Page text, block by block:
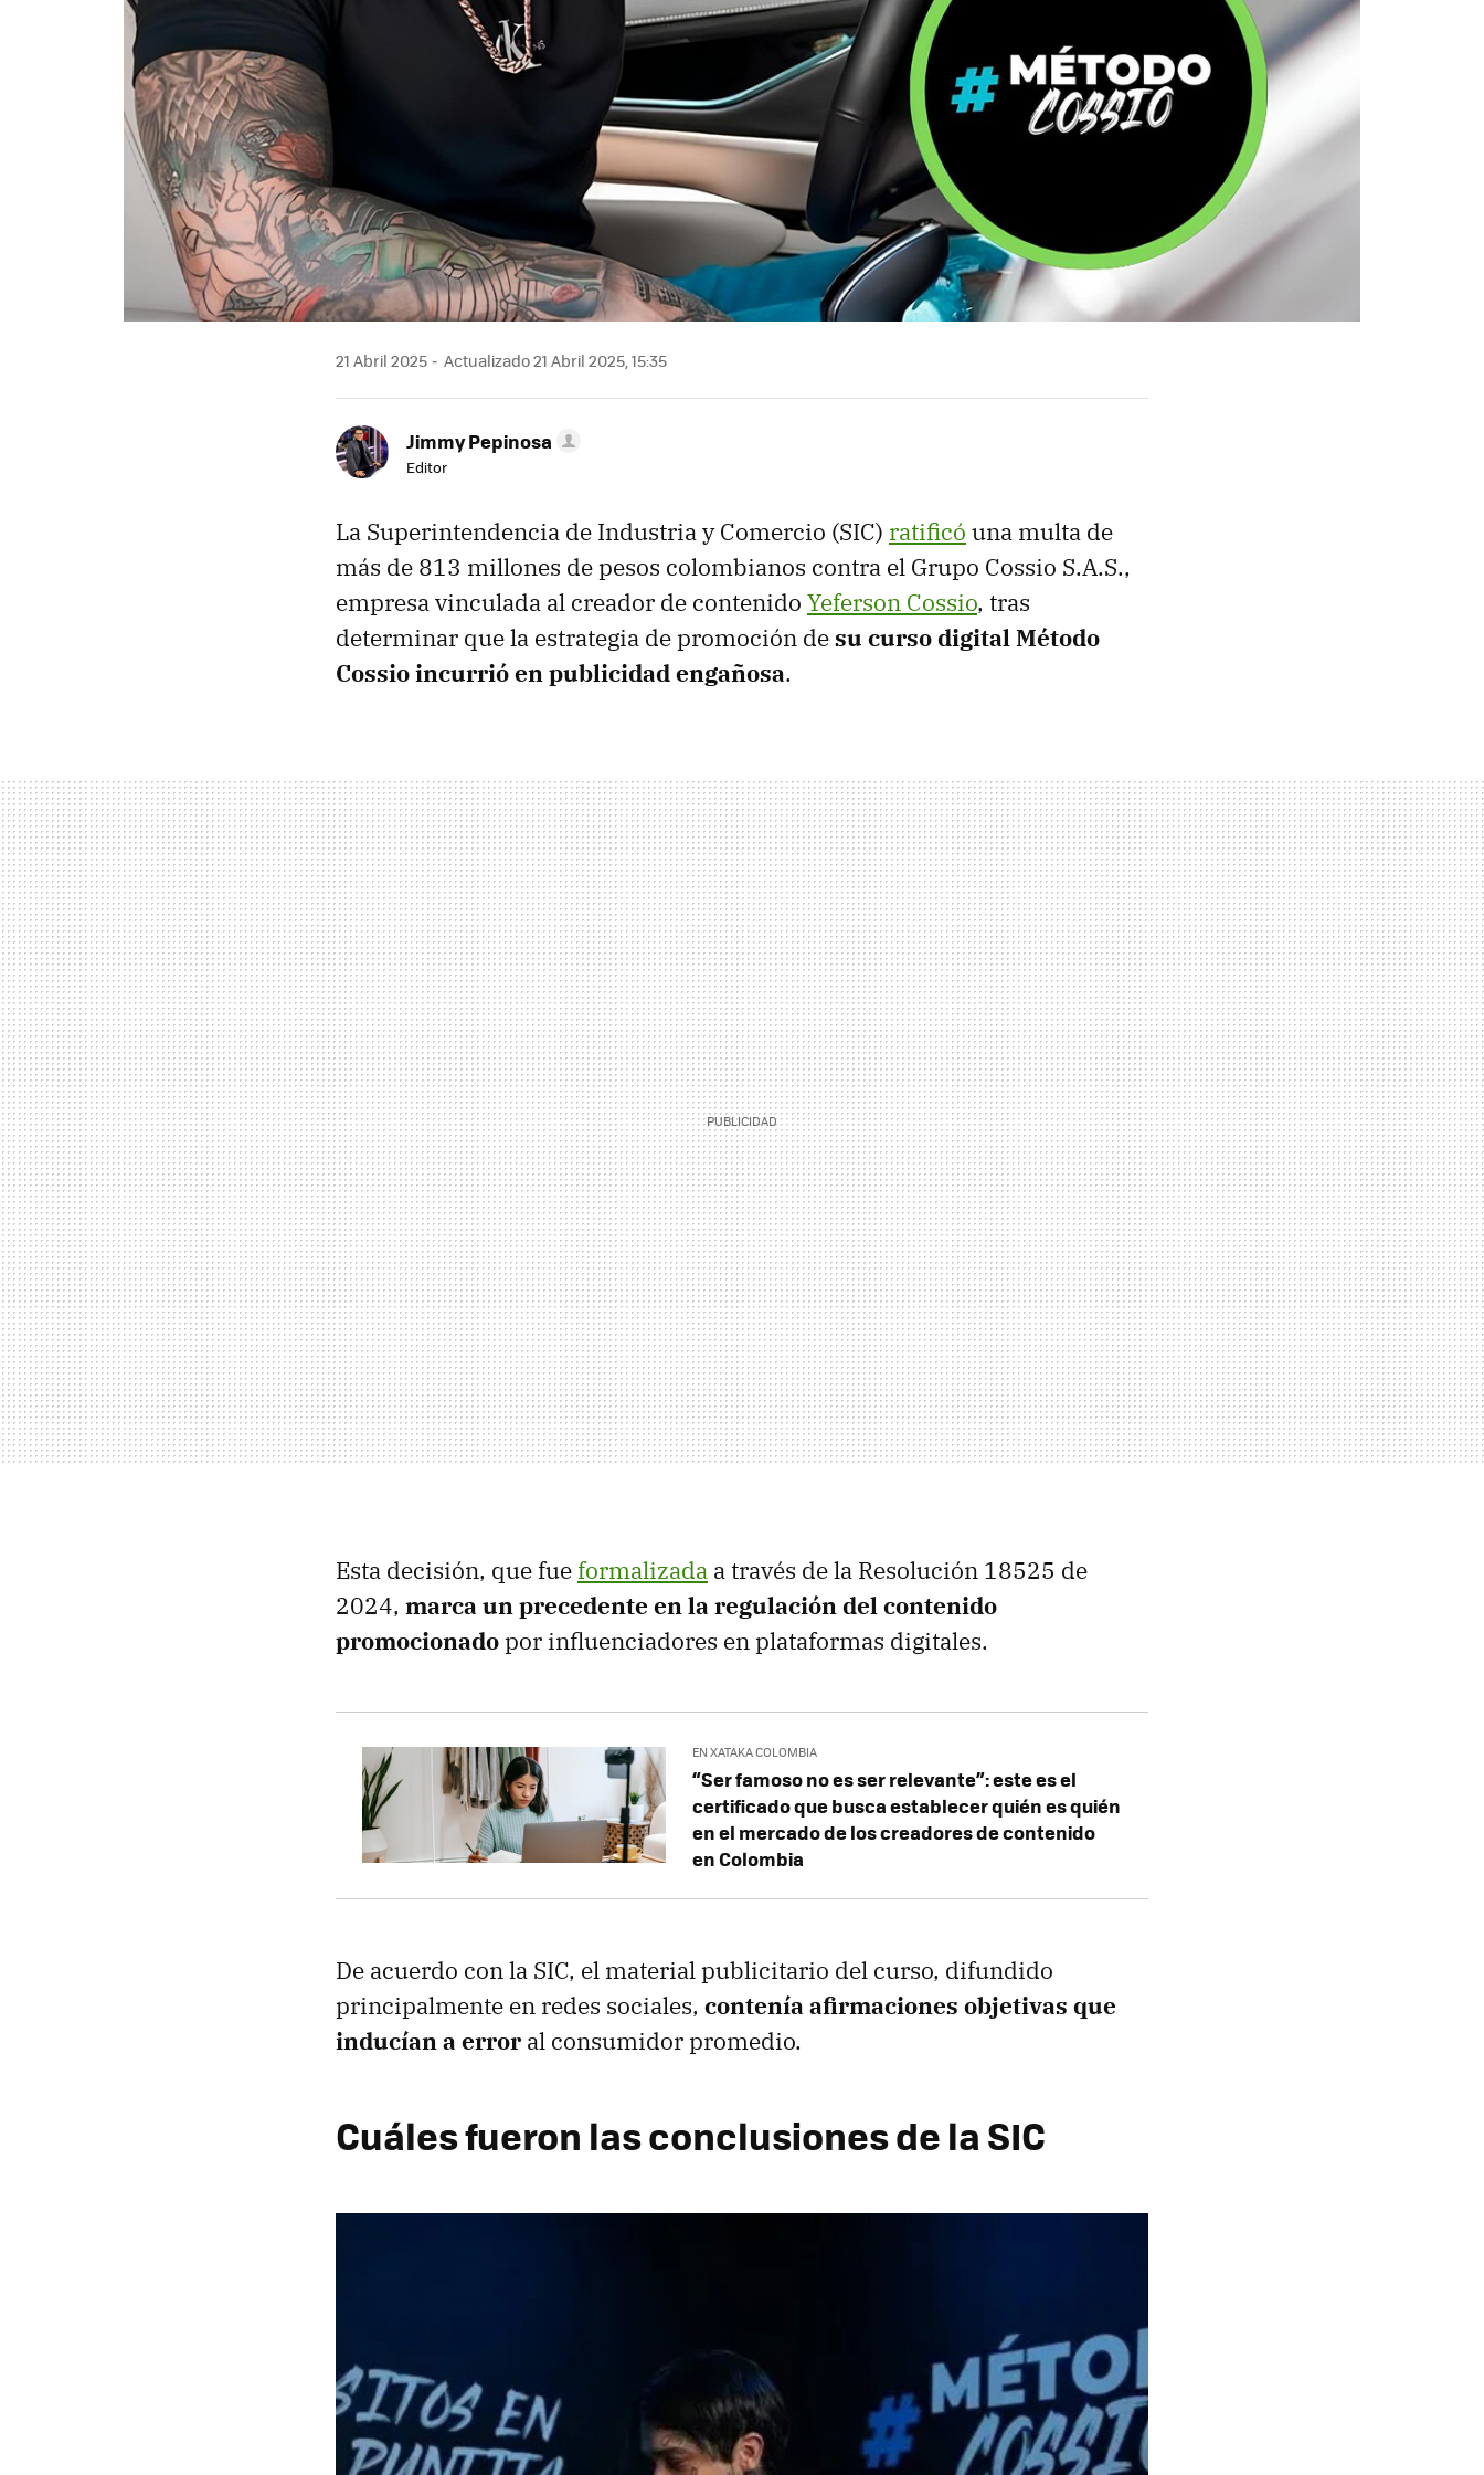
21 Abril 2025 Actualizado 21 Abril 2025, 15:35
Jimmy Pepinosa
Editor
La Superintendencia de Industria y Comercio (SIC) ratificó una multa de
más de 813 millones de pesos colombianos contra el Grupo Cossio S.A.S.,
empresa vinculada al creador de contenido Yeferson Cossio, tras
determinar que la estrategia de promoción desu curso digital Método
Cossio incurrió en publicidad engañosa.
Esta decisión, que fue formalizada a través de la Resolución 18525 de
2024, marca un precedente en la regulación del contenido
promocionadopor influenciadores en plataformas digitales.
EN XATAKA COLOMBIA
“Ser famoso no es ser relevante”: este es el
certificado que busca establecer quién es quién
en el mercado de los creadores de contenido
en Colombia
De acuerdo con la SIC, el material publicitario del curso, difundido
principalmente en redes sociales, contenía afirmaciones objetivas que
inducían a error al consumidor promedio.
Cuáles fueron las conclusiones de la SIC